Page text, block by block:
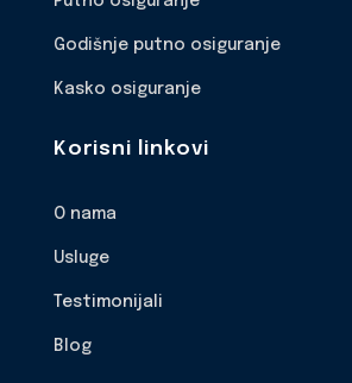
Godišnje putno osiguranje
Kasko osiguranje
Korisni linkovi
O nama
Usluge
Testimonijali
Blog